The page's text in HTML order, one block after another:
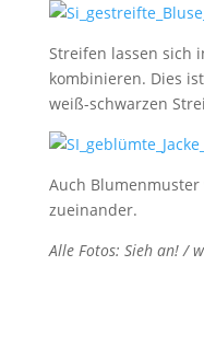
Streifen lassen sich
kombinieren. Dies
weiß-schwarzen
Auch Blumenmuster
zueinander.
Alle Fotos: Sieh an! /